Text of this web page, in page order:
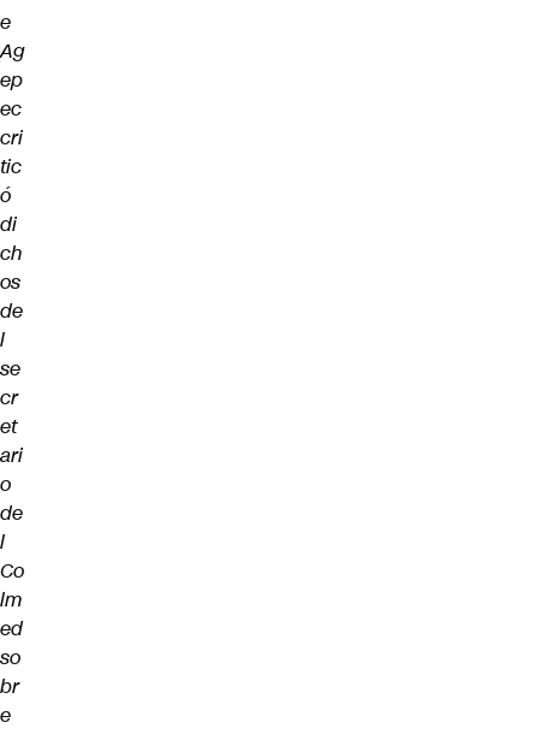
e
Ag
ep
ec
cri
tic
ó
di
ch
os
de
l
se
cr
et
ari
o
de
l
Co
lm
ed
so
br
e